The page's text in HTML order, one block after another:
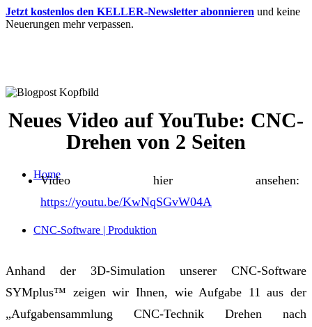
Jetzt kostenlos den KELLER-Newsletter abonnieren und keine
Neuerungen mehr verpassen.
Home
CNC-Software | Produktion
Neues Video auf YouTube: CNC-
Drehen von 2 Seiten
Video hier ansehen:
https://youtu.be/KwNqSGvW04A
Anhand der 3D-Simulation unserer CNC-Software
SYMplus™ zeigen wir Ihnen, wie Aufgabe 11 aus der
„Aufgabensammlung CNC-Technik Drehen nach